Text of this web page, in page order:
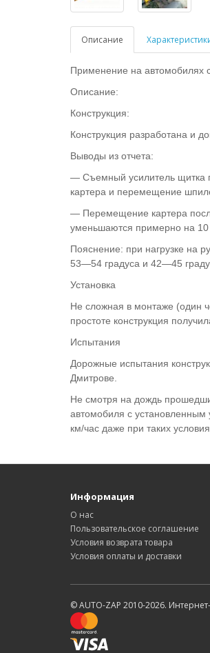
Описание
Применение на автомобилях
Описание:
Конструкция:
Конструкция разработана и
Выводы из отчета:
— Съемный усилитель щитка
картера и перемещение
— Перемещение картера
уменьшаются примерно на 10
Пояснение: при нагрузке на
53—54 градуса и 42—45
Установка
Не сложная в монтаже (один
простоте конструкция
Испытания
Дорожные испытания
Дмитрове.
Не смотря на дождь
автомобиля с установленным
км/час даже при таких
Информация
О нас
Пользовательское соглашение
Условия возврата товара
Условия оплаты и доставки
© AUTO-ZAP 2010-2026.